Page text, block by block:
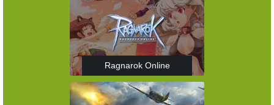
Ragnarok Online